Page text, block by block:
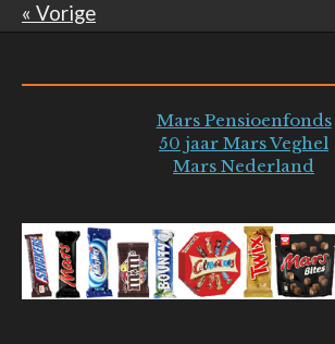
« Vorige
Mars Pensioenfonds
50 jaar Mars Veghel
Mars Nederland